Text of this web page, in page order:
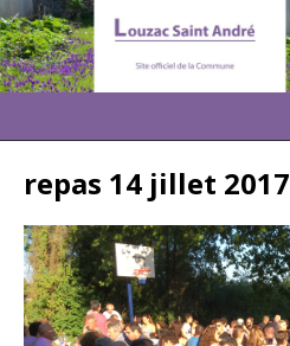
repas 14 jillet 2017